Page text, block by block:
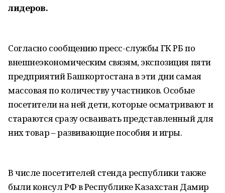
лидеров.
Согласно сообщению пресс-службы ГК РБ по
внешнеэкономическим связям, экспозиция пяти
предприятий Башкортостана в эти дни самая
массовая по количеству участников. Особые
посетители на ней дети, которые осматривают и
стараются сразу осваивать представленный для
них товар – развивающие пособия и игры.
В числе посетителей стенда республики также
были консул РФ в Республике Казахстан Дамир